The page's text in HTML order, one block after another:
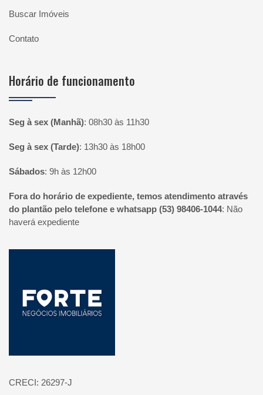
Buscar Imóveis
Contato
Horário de funcionamento
Seg à sex (Manhã): 08h30 às 11h30
Seg à sex (Tarde): 13h30 às 18h00
Sábados: 9h às 12h00
Fora do horário de expediente, temos atendimento através
do plantão pelo telefone e whatsapp (53) 98406-1044: Não
haverá expediente
CRECI: 26297-J